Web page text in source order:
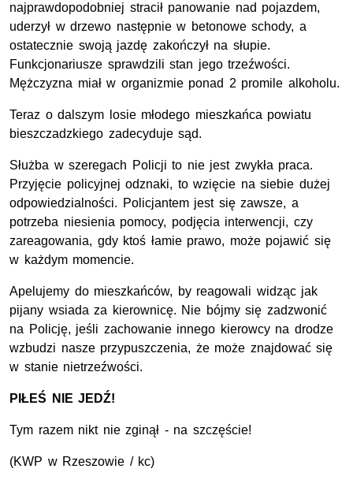
najprawdopodobniej stracił panowanie nad pojazdem,
uderzył w drzewo następnie w betonowe schody, a
ostatecznie swoją jazdę zakończył na słupie.
Funkcjonariusze sprawdzili stan jego trzeźwości.
Mężczyzna miał w organizmie ponad 2 promile alkoholu.
Teraz o dalszym losie młodego mieszkańca powiatu
bieszczadzkiego zadecyduje sąd.
Służba w szeregach Policji to nie jest zwykła praca.
Przyjęcie policyjnej odznaki, to wzięcie na siebie dużej
odpowiedzialności. Policjantem jest się zawsze, a
potrzeba niesienia pomocy, podjęcia interwencji, czy
zareagowania, gdy ktoś łamie prawo, może pojawić się
w każdym momencie.
Apelujemy do mieszkańców, by reagowali widząc jak
pijany wsiada za kierownicę. Nie bójmy się zadzwonić
na Policję, jeśli zachowanie innego kierowcy na drodze
wzbudzi nasze przypuszczenia, że może znajdować się
w stanie nietrzeźwości.
PIŁEŚ NIE JEDŹ!
Tym razem nikt nie zginął - na szczęście!
(KWP w Rzeszowie / kc)